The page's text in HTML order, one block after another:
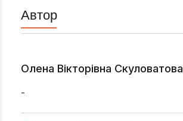
Автор
Олена Вікторівна Скуловатова
-